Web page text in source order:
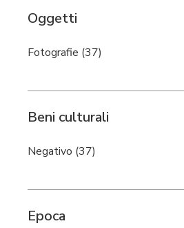
Oggetti
Fotografie (37)
Beni culturali
Negativo (37)
Epoca